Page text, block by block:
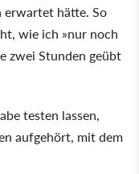
erwartet hätte. So
wie ich nur noch
zwei Stunden geübt
testen lassen,
aufgehört, mit dem